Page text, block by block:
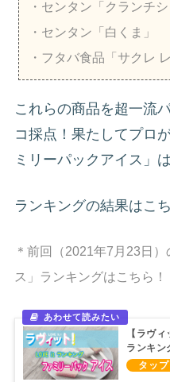
・センタン「クランチ
・センタン「白くま」
・フタバ食品「サクレ
これらの商品を超一流
コ採点！果たしてプロ
ミリーパックアイス」
ランキングの結果はこち
＊前回（2021年7月23日
ス」ランキングはこちら！
【ラヴ
ランキン
は？（